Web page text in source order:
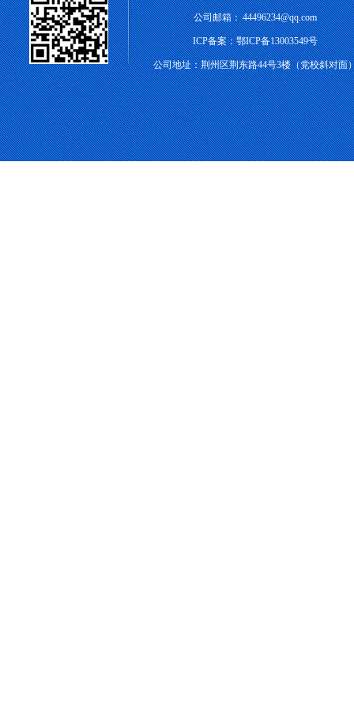
公司邮箱：44496234@qq.com
ICP备案：鄂ICP备13003549号
公司地址：荆州区荆东路44号3楼（党校斜对面